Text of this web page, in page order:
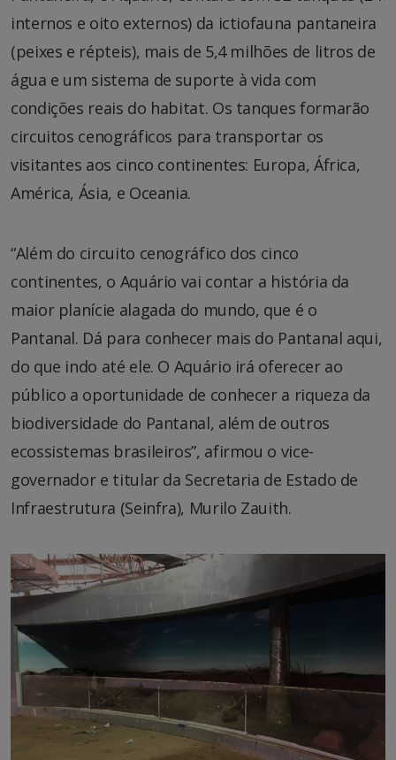
internos e oito externos) da ictiofauna pantaneira
(peixes e répteis), mais de 5,4 milhões de litros de
água e um sistema de suporte à vida com
condições reais do habitat. Os tanques formarão
circuitos cenográficos para transportar os
visitantes aos cinco continentes: Europa, África,
América, Ásia, e Oceania.
“Além do circuito cenográfico dos cinco
continentes, o Aquário vai contar a história da
maior planície alagada do mundo, que é o
Pantanal. Dá para conhecer mais do Pantanal aqui,
do que indo até ele. O Aquário irá oferecer ao
público a oportunidade de conhecer a riqueza da
biodiversidade do Pantanal, além de outros
ecossistemas brasileiros”, afirmou o vice-
governador e titular da Secretaria de Estado de
Infraestrutura (Seinfra), Murilo Zauith.